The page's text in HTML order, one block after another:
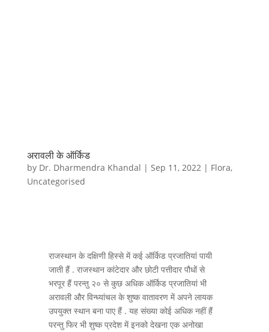
अरावली के ऑर्किड
by Dr. Dharmendra Khandal | Sep 11, 2022| Flora,
Uncategorised
राजस्थान के दक्षिणी हिस्से में कई ऑर्किड प्रजातियां पायी
जाती हैं . राजस्थान कांटेदार और छोटी पत्तीदार पौधों से
भरपूर हैं परन्तु २० से कुछ अधिक ऑर्किड प्रजातियां भी
अरावली और विन्ध्यांचल के शुष्क वातावरण में अपने लायक
उपयुक्त स्थान बना पाए हैं . यह संख्या कोई अधिक नहीं हैं
परन्तु फिर भी शुष्क प्रदेश में इनको देखना एक अनोखा